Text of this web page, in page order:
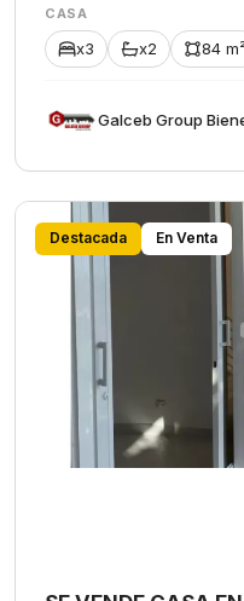
CASA
x3 x2 84
Destacada En Venta